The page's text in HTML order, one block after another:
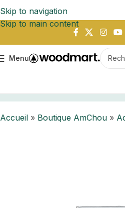
Skip to navigation
Skip to main content
Menu
Accueil » Boutique AmChou »